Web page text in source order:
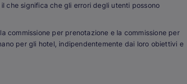
che significa che gli errori degli utenti possono
commissione per prenotazione e la commissione per
per gli hotel, indipendentemente dai loro obiettivi e